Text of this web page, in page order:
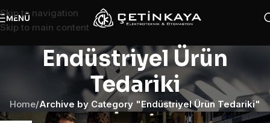
Skip to navigation
Skip to main content
MENÜ
Endüstriyel Ürün
Tedariki
Home/Archive by Category "Endüstriyel Ürün Tedariki"